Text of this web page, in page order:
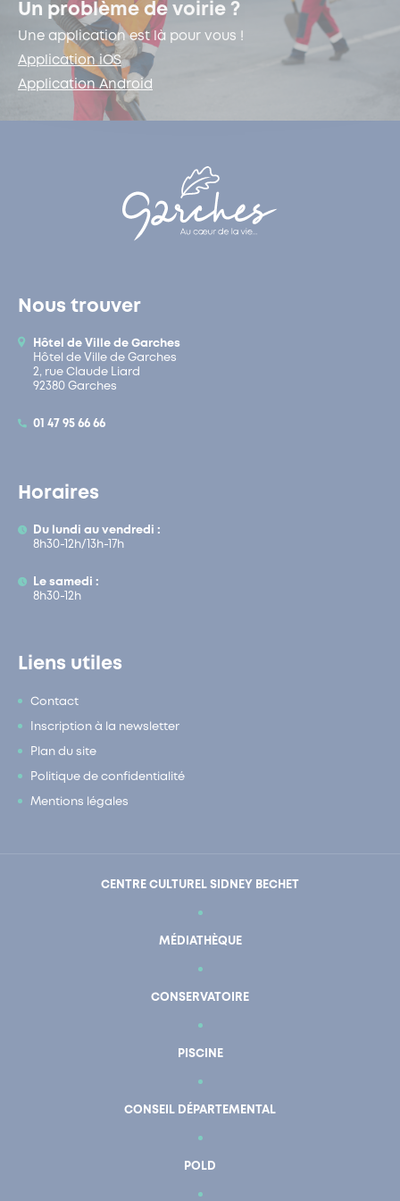
Un problème de voirie ?
Une application est là pour vous !
Application iOS
Application Android
Nous trouver
Hôtel de Ville de Garches
Hôtel de Ville de Garches
2, rue Claude Liard
92380 Garches
01 47 95 66 66
Horaires
Du lundi au vendredi :
8h30-12h/13h-17h
Le samedi :
8h30-12h
Liens utiles
Contact
Inscription à la newsletter
Plan du site
Politique de confidentialité
Mentions légales
CENTRE CULTUREL SIDNEY BECHET
MÉDIATHÈQUE
CONSERVATOIRE
PISCINE
CONSEIL DÉPARTEMENTAL
POLD